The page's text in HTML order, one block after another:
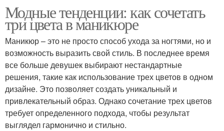
Модные тенденции: как сочетать
три цвета в маникюре
Маникюр – это не просто способ ухода за ногтями, но и
возможность выразить свой стиль. В последнее время
все больше девушек выбирают нестандартные
решения, такие как использование трех цветов в одном
дизайне. Это позволяет создать уникальный и
привлекательный образ. Однако сочетание трех цветов
требует определенного подхода, чтобы результат
выглядел гармонично и стильно.